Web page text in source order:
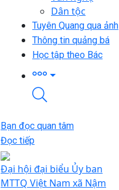
Dân tộc
Tuyên Quang qua ảnh
Thông tin quảng bá
Học tập theo Bác
Bạn đọc quan tâm
Đọc tiếp
Đại hội đại biểu Ủy ban
MTTQ Việt Nam xã Nậm